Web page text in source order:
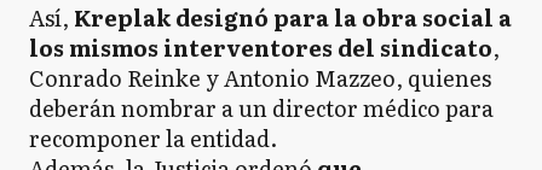
Así, Kreplakdesignó para la obra social a
los mismos interventores del sindicato,
Conrado Reinke y Antonio Mazzeo, quienes
deberán nombrar a un director médico para
recomponer la entidad.